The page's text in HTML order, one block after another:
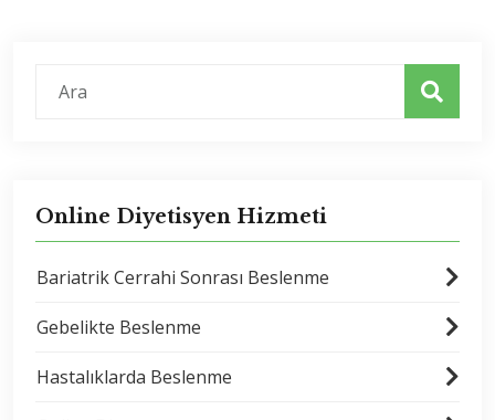
Online Diyetisyen Hizmeti
Bariatrik Cerrahi Sonrası Beslenme
Gebelikte Beslenme
Hastalıklarda Beslenme